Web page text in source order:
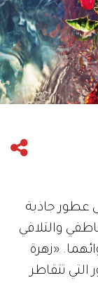
عطور جاذبة
والتلاقي
«زهرة
تتقاطر